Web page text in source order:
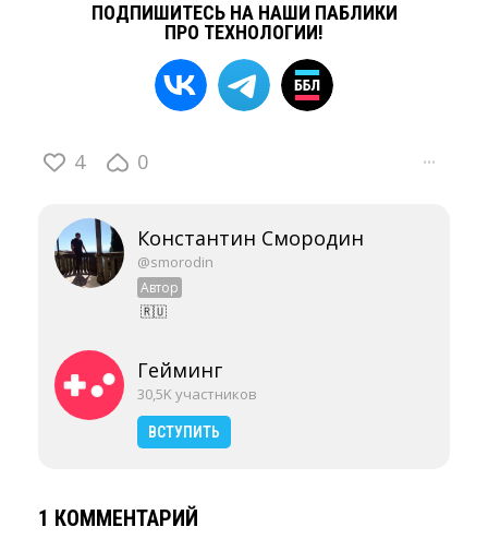
ПОДПИШИТЕСЬ НА НАШИ ПАБЛИКИ
ПРО ТЕХНОЛОГИИ!
4 0 ···
Константин Смородин
@smorodin
Автор
🇷🇺
Гейминг
30,5K участников
ВСТУПИТЬ
1 КОММЕНТАРИЙ